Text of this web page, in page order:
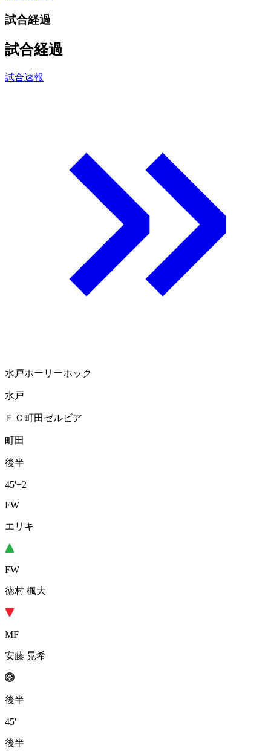
試合経過
試合経過
試合速報
水戸ホーリーホック
水戸
ＦＣ町田ゼルビア
町田
後半
45'+2
FW
エリキ
FW
徳村 楓大
MF
安藤 晃希
後半
45'
後半